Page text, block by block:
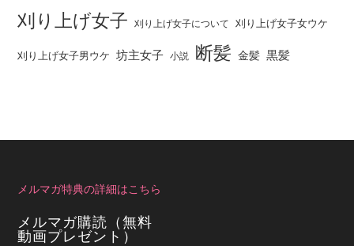
刈り上げ女子 刈り上げ女子について 刈り上げ女子女ウケ
刈り上げ女子男ウケ 坊主女子 小説 断髪 金髪 黒髪
メルマガ特典の詳細はこちら
メルマガ購読（無料
動画プレゼント）